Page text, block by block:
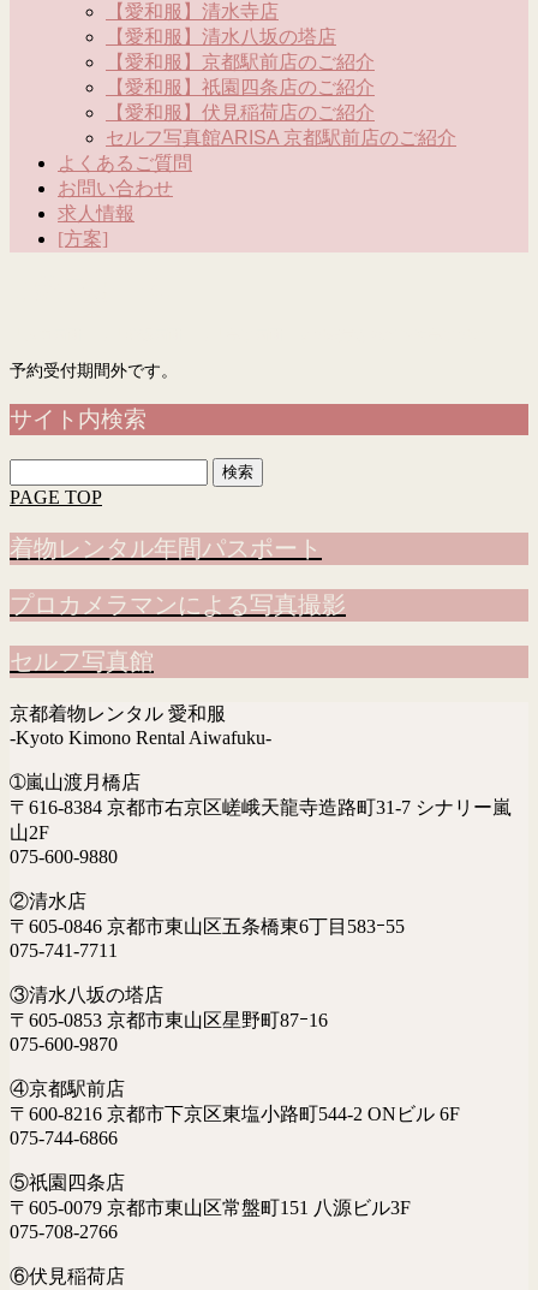
【愛和服】清水寺店
【愛和服】清水八坂の塔店
【愛和服】京都駅前店のご紹介
【愛和服】祇園四条店のご紹介
【愛和服】伏見稲荷店のご紹介
セルフ写真館ARISA 京都駅前店のご紹介
よくあるご質問
お問い合わせ
求人情報
[方案]
予約受付期間外です。
サイト内検索
索:
PAGE TOP
着物レンタル年間パスポート
プロカメラマンによる写真撮影
セルフ写真館
京都着物レンタル 愛和服
-Kyoto Kimono Rental Aiwafuku-
➀嵐山渡月橋店
〒616-8384 京都市右京区嵯峨天龍寺造路町31-7 シナリー嵐
山2F
075-600-9880
②清水店
〒605-0846 京都市東山区五条橋東6丁目583ｰ55
075-741-7711
③清水八坂の塔店
〒605-0853 京都市東山区星野町87ｰ16
075-600-9870
④京都駅前店
〒600-8216 京都市下京区東塩小路町544-2 ONビル 6F
075-744-6866
⑤祇園四条店
〒605-0079 京都市東山区常盤町151 八源ビル3F
075-708-2766
⑥伏見稲荷店